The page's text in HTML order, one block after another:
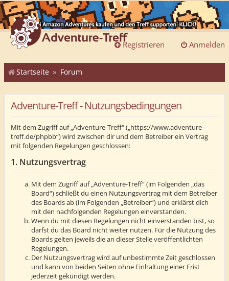
Anmelden
Registrieren
Startseite Forum
Adventure-Treff - Nutzungsbedingungen
Mit dem Zugriff auf „Adventure-Treff“ („https://www.adventure-
treff.de/phpbb“) wird zwischen dir und dem Betreiber ein Vertrag
mit folgenden Regelungen geschlossen:
1. Nutzungsvertrag
Mit dem Zugriff auf „Adventure-Treff“ (im Folgenden „das
Board“) schließt du einen Nutzungsvertrag mit dem Betreiber
des Boards ab (im Folgenden „Betreiber“) und erklärst dich
mit den nachfolgenden Regelungen einverstanden.
Wenn du mit diesen Regelungen nicht einverstanden bist, so
darfst du das Board nicht weiter nutzen. Für die Nutzung des
Boards gelten jeweils die an dieser Stelle veröffentlichten
Regelungen.
Der Nutzungsvertrag wird auf unbestimmte Zeit geschlossen
und kann von beiden Seiten ohne Einhaltung einer Frist
jederzeit gekündigt werden.